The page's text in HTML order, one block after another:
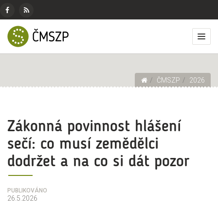
ČMSZP
Českomoravský
svaz
zemědělských
Menu
pro
sociální
sítě
Facebook
RSS
zdroj
Základní
menu
ČMSZP 2026
Zákonná povinnost hlášení
sečí: co musí zemědělci
dodržet a na co si dát pozor
PUBLIKOVÁNO
26.5.2026